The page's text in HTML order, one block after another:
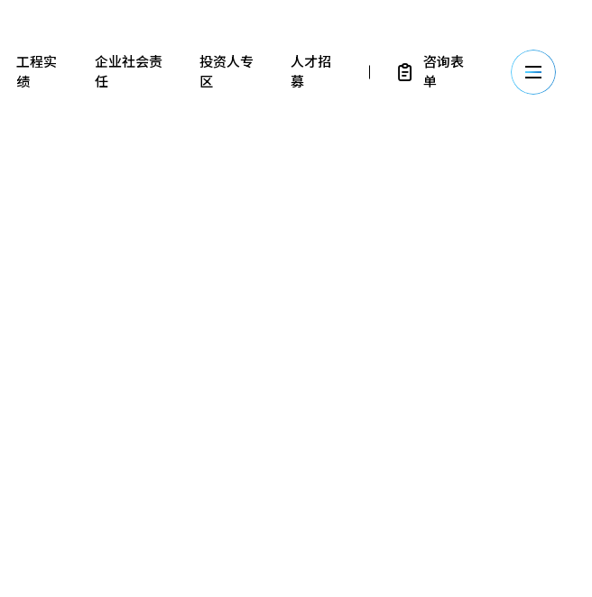
工程实
绩
企业社会责
任
投资人专
区
人才招
募
咨询表
单